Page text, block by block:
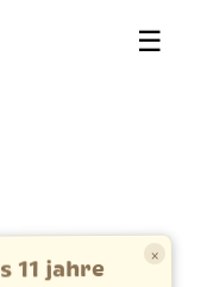
×
11 jahre
☰